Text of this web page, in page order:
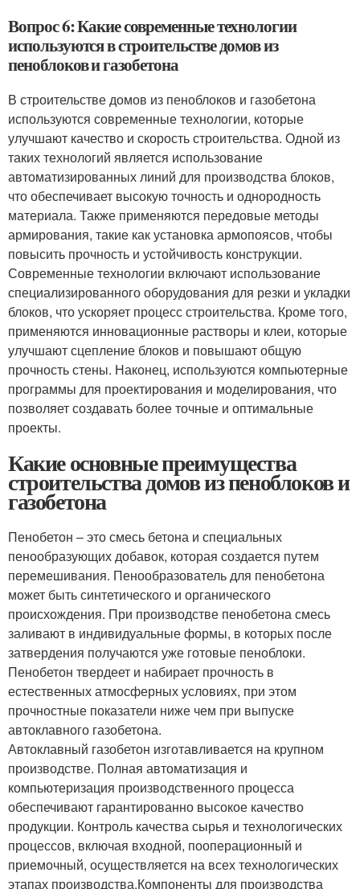
Вопрос 6: Какие современные технологии
используются в строительстве домов из
пеноблоков и газобетона
В строительстве домов из пеноблоков и газобетона
используются современные технологии, которые
улучшают качество и скорость строительства. Одной из
таких технологий является использование
автоматизированных линий для производства блоков,
что обеспечивает высокую точность и однородность
материала. Также применяются передовые методы
армирования, такие как установка армопоясов, чтобы
повысить прочность и устойчивость конструкции.
Современные технологии включают использование
специализированного оборудования для резки и укладки
блоков, что ускоряет процесс строительства. Кроме того,
применяются инновационные растворы и клеи, которые
улучшают сцепление блоков и повышают общую
прочность стены. Наконец, используются компьютерные
программы для проектирования и моделирования, что
позволяет создавать более точные и оптимальные
проекты.
Какие основные преимущества
строительства домов из пеноблоков и
газобетона
Пенобетон – это смесь бетона и специальных
пенообразующих добавок, которая создается путем
перемешивания. Пенообразователь для пенобетона
может быть синтетического и органического
происхождения. При производстве пенобетона смесь
заливают в индивидуальные формы, в которых после
затвердения получаются уже готовые пеноблоки.
Пенобетон твердеет и набирает прочность в
естественных атмосферных условиях, при этом
прочностные показатели ниже чем при выпуске
автоклавного газобетона.
Автоклавный газобетон изготавливается на крупном
производстве. Полная автоматизация и
компьютеризация производственного процесса
обеспечивают гарантированно высокое качество
продукции. Контроль качества сырья и технологических
процессов, включая входной, пооперационный и
приемочный, осуществляется на всех технологических
этапах производства.Компоненты для производства